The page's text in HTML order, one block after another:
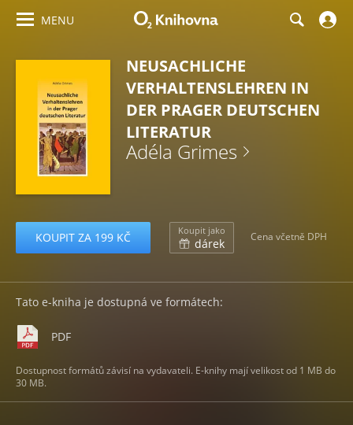
MENU
NEUSACHLICHE
VERHALTENSLEHREN IN
DER PRAGER DEUTSCHEN
LITERATUR
Adéla Grimes
KOUPIT ZA 199 KČ Koupit jako
dárek Cena včetně DPH
Tato e-kniha je dostupná ve formátech:
PDF
Dostupnost formátů závisí na vydavateli. E-knihy mají velikost od 1 MB do
30 MB.